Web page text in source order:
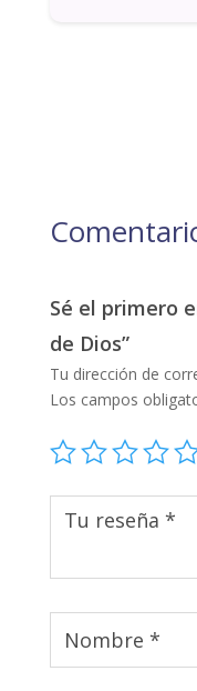
Sé el primero
de Dios”
Tu dirección de
Los campos